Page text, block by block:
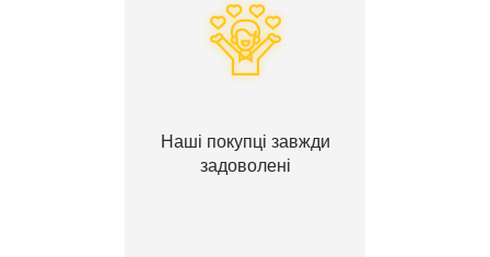
Наші покупці завжди
задоволені